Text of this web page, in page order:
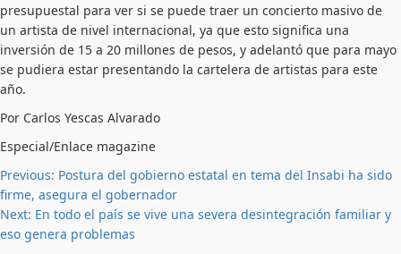
presupuestal para ver si se puede traer un concierto masivo de
un artista de nivel internacional, ya que esto significa una
inversión de 15 a 20 millones de pesos, y adelantó que para mayo
se pudiera estar presentando la cartelera de artistas para este
año.
Por Carlos Yescas Alvarado
Especial/Enlace magazine
Post
navigation
Previous: Postura del gobierno estatal en tema del Insabi ha sido
firme, asegura el gobernador
Next: En todo el país se vive una severa desintegración familiar y
eso genera problemas